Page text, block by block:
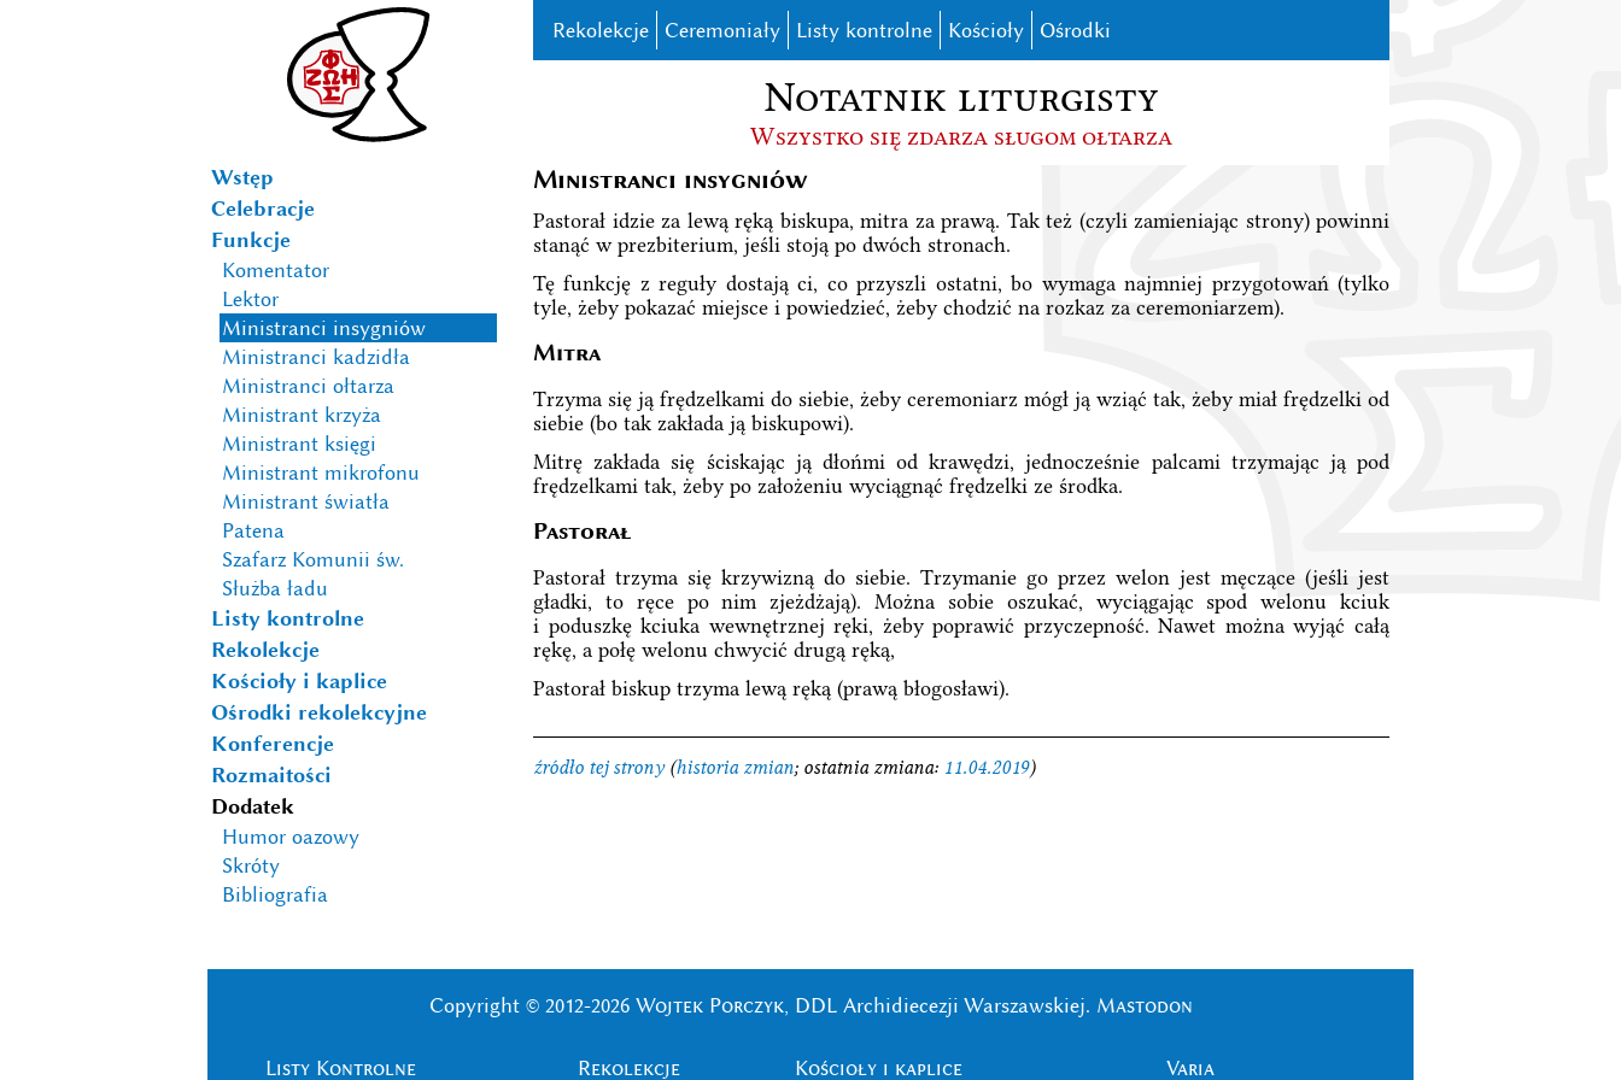
Wstęp
Celebracje
Funkcje
Komentator
Lektor
Ministranci insygniów
Ministranci kadzidła
Ministranci ołtarza
Ministrant krzyża
Ministrant księgi
Ministrant mikrofonu
Ministrant światła
Patena
Szafarz Komunii św.
Służba ładu
Listy kontrolne
Rekolekcje
Kościoły i kaplice
Ośrodki rekolekcyjne
Konferencje
Rozmaitości
Dodatek
Humor oazowy
Skróty
Bibliografia
Rekolekcje Ceremoniały Listy kontrolne Kościoły Ośrodki
Notatnik liturgisty
Wszystko się zdarza sługom ołtarza
Ministranci insygniów
Pastorał idzie za lewą ręką biskupa, mitra za prawą. Tak też (czyli zamieniając strony) powinni
stanąć w prezbiterium, jeśli stoją po dwóch stronach.
Tę funkcję z reguły dostają ci, co przyszli ostatni, bo wymaga najmniej przygotowań (tylko
tyle, żeby pokazać miejsce i powiedzieć, żeby chodzić na rozkaz za ceremoniarzem).
Mitra
Trzyma się ją frędzelkami do siebie, żeby ceremoniarz mógł ją wziąć tak, żeby miał frędzelki od
siebie (bo tak zakłada ją biskupowi).
Mitrę zakłada się ściskając ją dłońmi od krawędzi, jednocześnie palcami trzymając ją pod
frędzelkami tak, żeby po założeniu wyciągnąć frędzelki ze środka.
Pastorał
Pastorał trzyma się krzywizną do siebie. Trzymanie go przez welon jest męczące (jeśli jest
gładki, to ręce po nim zjeżdżają). Można sobie oszukać, wyciągając spod welonu kciuk
i poduszkę kciuka wewnętrznej ręki, żeby poprawić przyczepność. Nawet można wyjąć całą
rękę, a połę welonu chwycić drugą ręką,
Pastorał biskup trzyma lewą ręką (prawą błogosławi).
źródło tej strony(historia zmian; ostatnia zmiana: 11.04.2019)
Copyright © 2012-2026 Wojtek Porczyk, DDL Archidiecezji Warszawskiej. Mastodon
Listy Kontrolne Rekolekcje Kościoły i kaplice Varia